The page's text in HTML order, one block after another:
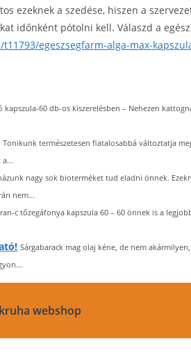
ezeknek a szedése, hiszen a
időnként pótolni kell. Válaszd a
egeszsegfarm-alga-max-
kapszula-60 db-os kiszerelésben – Nehezen
Tonikunk természetesen fiatalosabbá változtatja
nagy sok bioterméket tud eladni önnek.
nem...
c tőzegáfonya kapszula 60 – 60 önnek is a
Sárgabarack mag olaj kéne, de nem
webshop